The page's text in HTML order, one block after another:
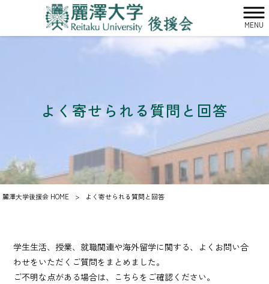
MENU
よく寄せられる質問と回答
麗澤大学後援会 HOME > よく寄せられる質問と回答
学生生活、授業、就職関連や海外留学に関する、よくお問い合
わせをいただくご質問をまとめました。
ご不明な点がある場合は、こちらをご確認ください。